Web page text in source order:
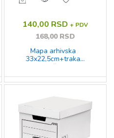
140,00 RSD + PDV
168,00 RSD
Mapa arhivska
33x22,5cm+traka
1,2mx9mm kaširano Fornax
10849